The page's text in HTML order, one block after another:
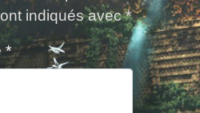
indiqués avec*
*